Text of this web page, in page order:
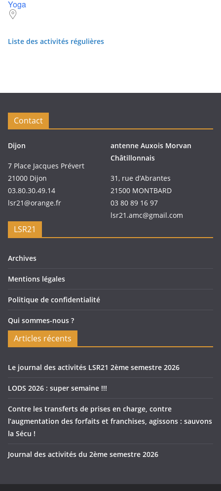
Yoga
Liste des activités régulières
Contact
Dijon
7 Place Jacques Prévert
21000 Dijon
03.80.30.49.14
lsr21@orange.fr
antenne Auxois Morvan
Châtillonnais
31, rue d’Abrantes
21500 MONTBARD
03 80 89 16 97
lsr21.amc@gmail.com
LSR21
Archives
Mentions légales
Politique de confidentialité
Qui sommes-nous ?
Articles récents
Le journal des activités LSR21 2ème semestre 2026
LODS 2026 : super semaine !!!
Contre les transferts de prises en charge, contre
l’augmentation des forfaits et franchises, agissons : sauvons
la Sécu !
Journal des activités du 2ème semestre 2026